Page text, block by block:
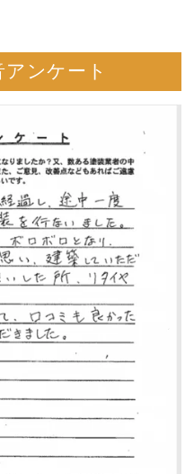
ンケート